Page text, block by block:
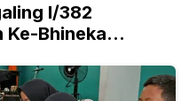
I/382
Ke-Bhineka